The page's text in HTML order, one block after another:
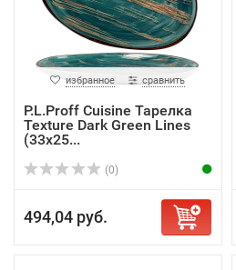
избранное сравнить
P.L.Proff Cuisine Тарелка
Texture Dark Green Lines
(33х25...
(0)
494,04 руб.